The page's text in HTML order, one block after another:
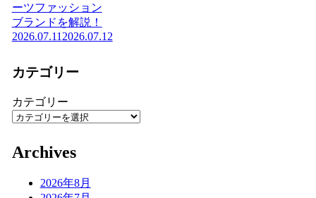
ーツファッション
ブランドを解説！
2026.07.11 2026.07.12
カテゴリー
カテゴリー
Archives
2026年8月